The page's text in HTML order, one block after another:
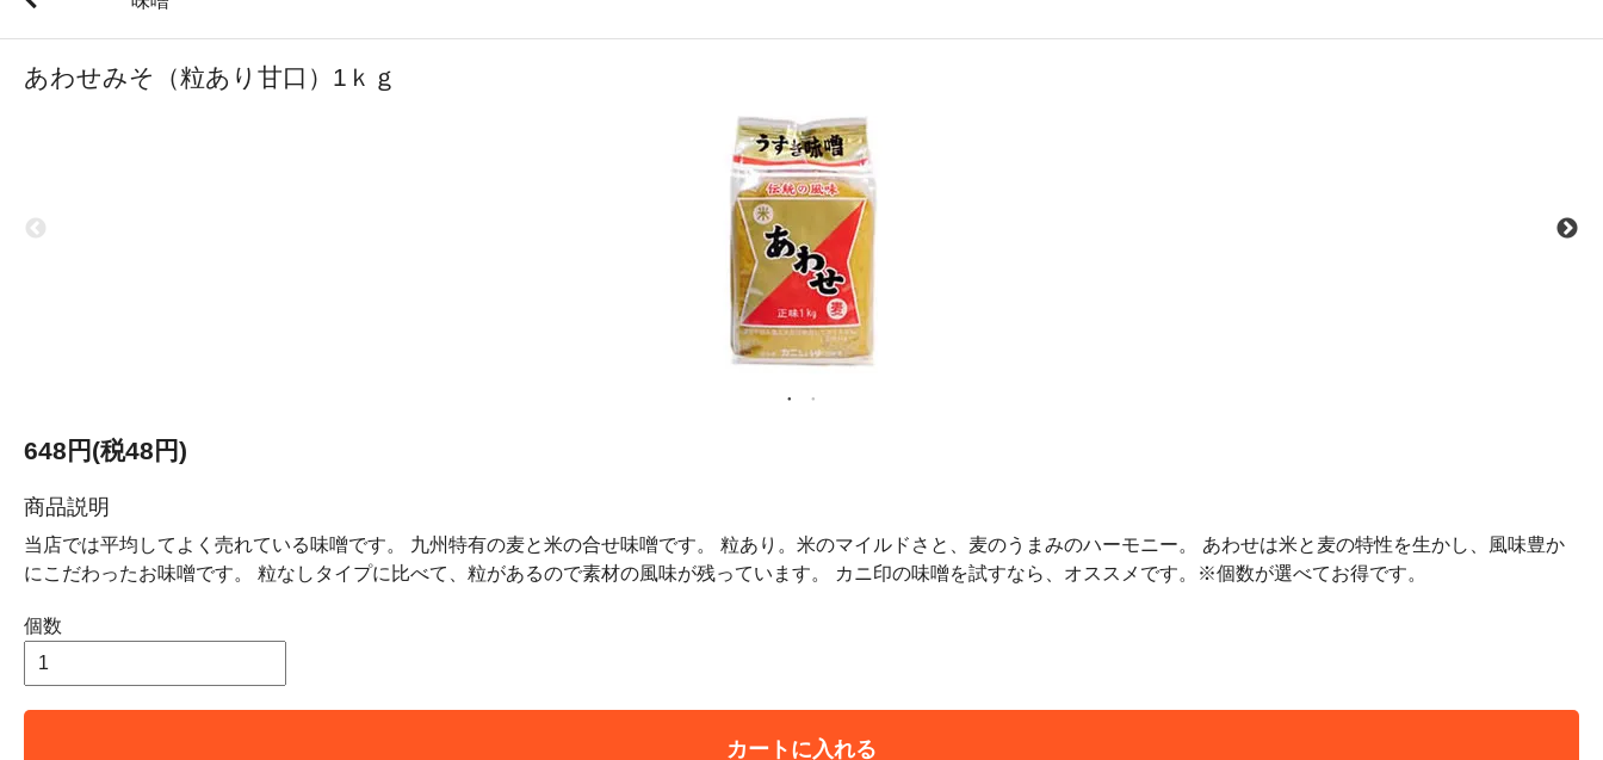
あわせみそ（粒あり甘口）1ｋｇ
648円(税48円)
商品説明
当店では平均してよく売れている味噌です。 九州特有の麦と米の合せ味噌です。 粒あり。米のマイルドさと、麦のうまみのハーモニー。 あわせは米と麦の特性を生かし、風味豊か
にこだわったお味噌です。 粒なしタイプに比べて、粒があるので素材の風味が残っています。 カニ印の味噌を試すなら、オススメです。※個数が選べてお得です。
個数
カートに入れる